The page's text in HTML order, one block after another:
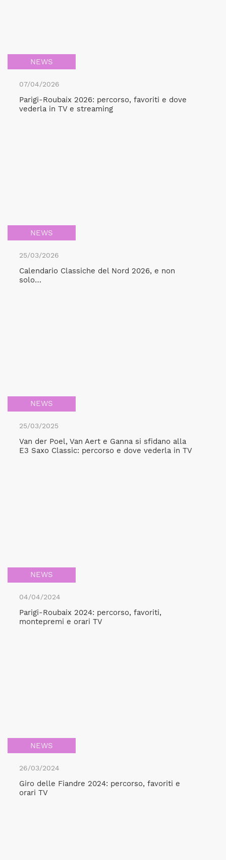
NEWS
07/04/2026
Parigi-Roubaix 2026: percorso, favoriti e dove
vederla in TV e streaming
NEWS
25/03/2026
Calendario Classiche del Nord 2026, e non
solo…
NEWS
25/03/2025
Van der Poel, Van Aert e Ganna si sfidano alla
E3 Saxo Classic: percorso e dove vederla in TV
NEWS
04/04/2024
Parigi-Roubaix 2024: percorso, favoriti,
montepremi e orari TV
NEWS
26/03/2024
Giro delle Fiandre 2024: percorso, favoriti e
orari TV